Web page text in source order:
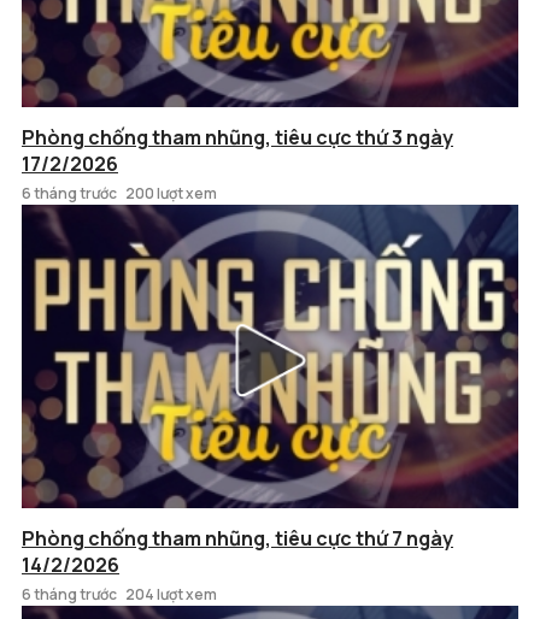
Phòng chống tham nhũng, tiêu cực thứ 3 ngày
17/2/2026
6 tháng trước 200 lượt xem
Phòng chống tham nhũng, tiêu cực thứ 7 ngày
14/2/2026
6 tháng trước 204 lượt xem